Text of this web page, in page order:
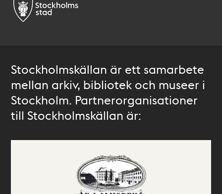
Stockholmskällan är ett samarbete
mellan arkiv, bibliotek och museer i
Stockholm. Partnerorganisationer
till Stockholmskällan är: